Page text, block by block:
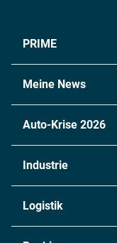
PRIME
Meine News
Auto-Krise 2026
Industrie
Logistik